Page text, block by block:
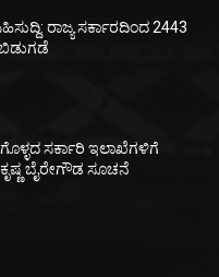
ರಾಜ್ಯ ಸರ್ಕಾರದಿಂದ 2443
ಸರ್ಕಾರಿ ಇಲಾಖೆಗಳಿಗೆ
ಬೈರೇಗೌಡ ಸೂಚನೆ